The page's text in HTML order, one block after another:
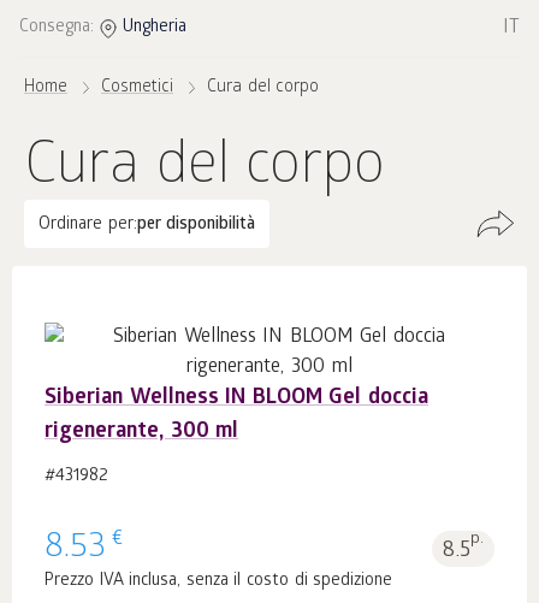
Consegna: Ungheria IT
Home Cosmetici Cura del corpo
Cura del corpo
Ordinare per:per disponibilità
Siberian Wellness IN BLOOM Gel doccia
rigenerante, 300 ml
#431982
8.53 € 8.5p.
Prezzo IVA inclusa, senza il costo di spedizione